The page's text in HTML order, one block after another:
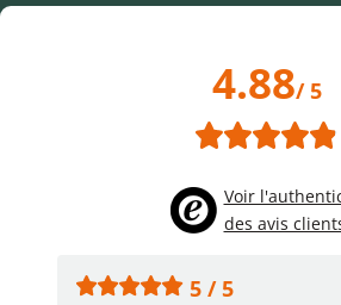
4.88/ 5
Voir
des avis
5 / 5